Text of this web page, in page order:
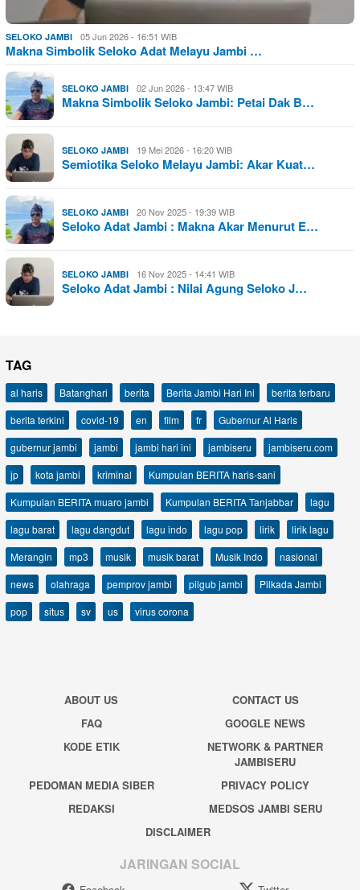
SELOKO JAMBI 05 Jun 2026 - 16:51 WIB
Makna Simbolik Seloko Adat Melayu Jambi …
SELOKO JAMBI 02 Jun 2026 - 13:47 WIB
Makna Simbolik Seloko Jambi: Petai Dak B…
SELOKO JAMBI 19 Mei 2026 - 16:20 WIB
Semiotika Seloko Melayu Jambi: Akar Kuat…
SELOKO JAMBI 20 Nov 2025 - 19:39 WIB
Seloko Adat Jambi : Makna Akar Menurut E…
SELOKO JAMBI 16 Nov 2025 - 14:41 WIB
Seloko Adat Jambi : Nilai Agung Seloko J…
TAG
al haris Batanghari berita Berita Jambi Hari Ini
berita terbaru
berita terkini
covid-19 en film fr
Gubernur Al Haris
gubernur jambi
jambi jambi hari ini jambiseru
jambiseru.com
jp
kota jambi kriminal
Kumpulan BERITA haris-sani
Kumpulan BERITA muaro jambi
Kumpulan BERITA Tanjabbar
lagu
lagu barat
lagu dangdut lagu indo lagu pop lirik
lirik lagu
Merangin
mp3 musik musik barat Musik Indo
nasional
news
olahraga pemprov jambi pilgub jambi
Pilkada Jambi
pop
situs sv us virus corona
ABOUT US
CONTACT US
FAQ
GOOGLE NEWS
KODE ETIK
NETWORK & PARTNER
JAMBISERU
PEDOMAN MEDIA SIBER
PRIVACY POLICY
REDAKSI
MEDSOS JAMBI SERU
DISCLAIMER
JARINGAN SOCIAL